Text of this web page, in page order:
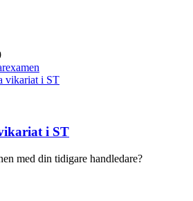
vikariat i ST
i ST
med din tidigare handledare?